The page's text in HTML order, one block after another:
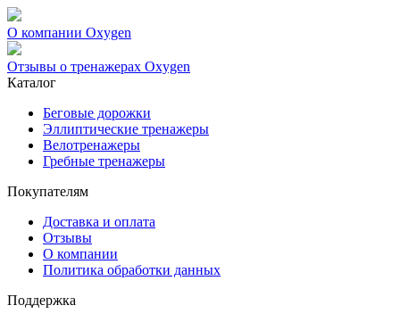
О компании Oxygen
Отзывы о тренажерах Oxygen
Каталог
Беговые дорожки
Эллиптические тренажеры
Велотренажеры
Гребные тренажеры
Покупателям
Доставка и оплата
Отзывы
О компании
Политика обработки данных
Поддержка